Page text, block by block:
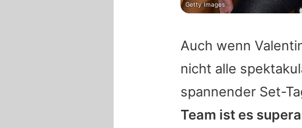
Auch wenn
nicht alle
spannender Set-
Team ist es
Getty Images